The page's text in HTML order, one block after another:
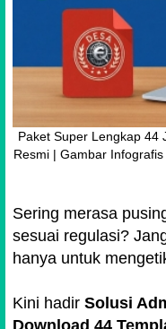
Paket Super Lengkap 44
Resmi | Gambar
Sering merasa
sesuai regulasi?
hanya untuk
Kini hadir Solusi